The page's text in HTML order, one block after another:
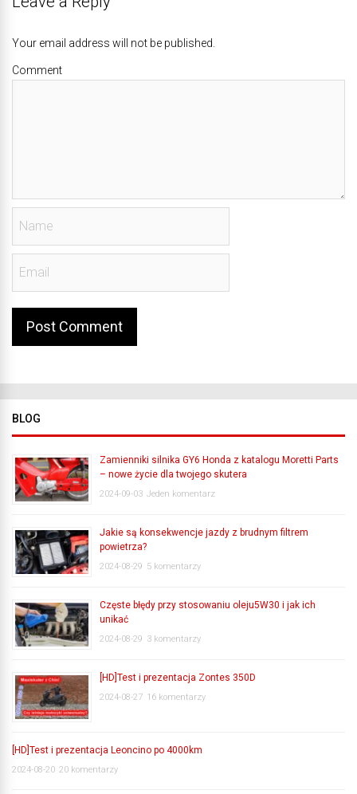
Your email address will not be published.
Comment
BLOG
Zamienniki silnika GY6 Honda z katalogu Moretti Parts
– nowe życie dla twojego skutera
2024-09-03 Jeden komentarz
Jakie są konsekwencje jazdy z brudnym filtrem
powietrza?
2024-08-29 5 komentarzy
Częste błędy przy stosowaniu oleju5W30 i jak ich
unikać
2024-08-29 3 komentarzy
[HD]Test i prezentacja Zontes 350D
2024-08-27 16 komentarzy
[HD]Test i prezentacja Leoncino po 4000km
2024-08-20 20 komentarzy